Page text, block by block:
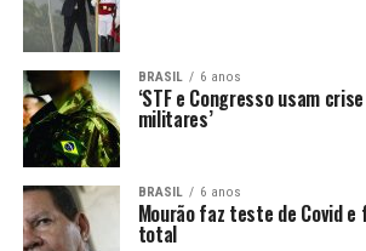
BRASIL 6 anos
‘STF e Congresso usam
militares’
BRASIL 6 anos
Mourão faz teste de Covid
total